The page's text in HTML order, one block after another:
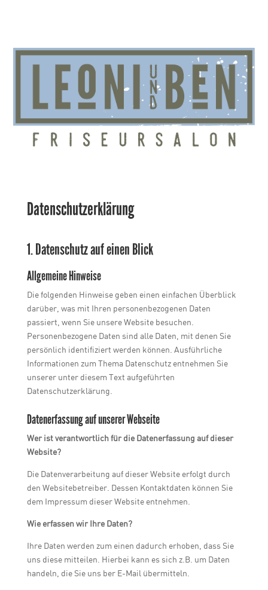
Datenschutzerklärung
1. Datenschutz auf einen Blick
Allgemeine Hinweise
Die folgenden Hinweise geben einen einfachen Überblick
darüber, was mit Ihren personenbezogenen Daten
passiert, wenn Sie unsere Website besuchen.
Personenbezogene Daten sind alle Daten, mit denen Sie
persönlich identifiziert werden können. Ausführliche
Informationen zum Thema Datenschutz entnehmen Sie
unserer unter diesem Text aufgeführten
Datenschutzerklärung.
Datenerfassung auf unserer Webseite
Wer ist verantwortlich für die Datenerfassung auf dieser
Website?
Die Datenverarbeitung auf dieser Website erfolgt durch
den Websitebetreiber. Dessen Kontaktdaten können Sie
dem Impressum dieser Website entnehmen.
Wie erfassen wir Ihre Daten?
Ihre Daten werden zum einen dadurch erhoben, dass Sie
uns diese mitteilen. Hierbei kann es sich z.B. um Daten
handeln, die Sie uns ber E-Mail übermitteln.